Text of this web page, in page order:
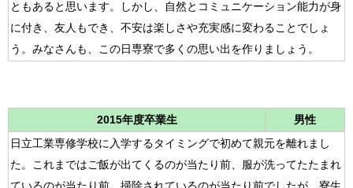
ともあると思います。しかし、自然とコミュニケーション能力が身
に付き、友人もでき、不安は楽しさや充実感に変わることでしょ
う。みなさんも、この日専寮で多くの思い出を作りましょう。
2015年度卒業生
男性
日立工業専修学校に入学するタイミングで初めて親元を離れまし
た。これまではご飯が出てくるのが当たり前、服が洗ってたたまれ